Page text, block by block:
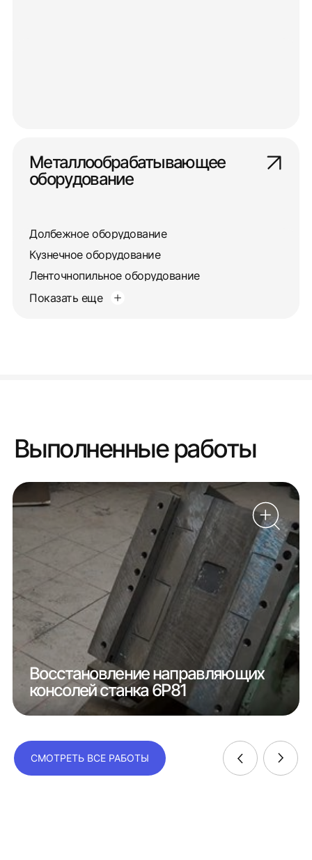
Металлообрабатывающее
оборудование
Долбежное оборудование
Кузнечное оборудование
Ленточнопильное оборудование
Показать еще
Выполненные работы
Восстановление направляющих
консолей станка 6Р81
СМОТРЕТЬ ВСЕ РАБОТЫ